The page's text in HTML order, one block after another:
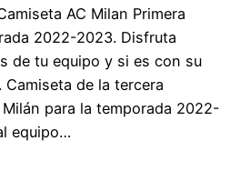
AC Milan Primera
2022-2023. Disfruta
de tu equipo y si es con su
Camiseta de la tercera
para la temporada 2022-
equipo…